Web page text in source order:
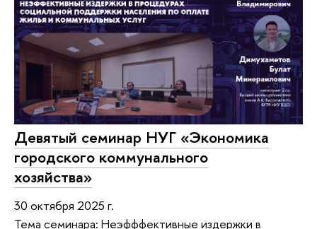
Девятый семинар НУГ «Экономика
городского коммунального
хозяйства»
30 октября 2025 г.
Тема семинара: Неэфффективные издержки в